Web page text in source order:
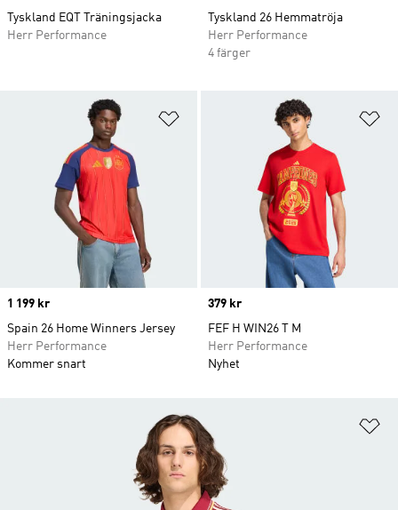
Tyskland EQT Träningsjacka
Herr Performance
Tyskland 26 Hemmatröja
Herr Performance
4 färger
Lägg till på önskelistan
Price
1 199 kr
Spain 26 Home Winners Jersey
Herr Performance
Kommer snart
Price
379 kr
FEF H WIN26 T M
Herr Performance
Nyhet